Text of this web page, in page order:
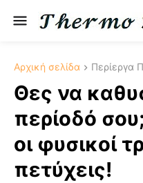
Αρχική σελίδα Περίεργα
Θες να
περίοδό
οι φυσικοί
πετύχεις!